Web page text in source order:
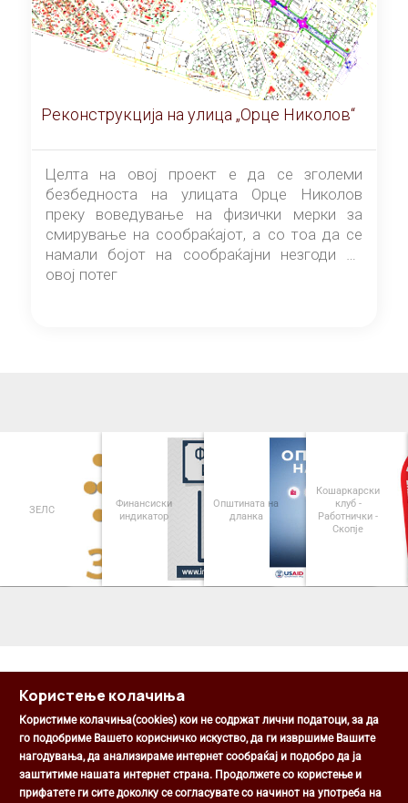
Реконструкција на улица „Орце Николов“
Целта на овој проект е да се зголеми
безбедноста на улицата Орце Николов
преку воведување на физички мерки за
смирување на сообраќајот, а со тоа да се
намали бојот на сообраќајни незгоди на
овој потег
ЗЕЛС
Финансиски
индикатор
Општината на
дланка
Кошаркарски
клуб -
Работнички -
Скопје
Општина Центар
Михаил Цоков бр. 1, Скопје
Користење колачиња
Користиме колачиња(cookies) кои не содржат лични податоци, за да
го подобриме Вашето корисничко искуство, да ги извршиме Вашите
нагодувања, да анализираме интернет сообраќај и подобро да ја
заштитиме нашата интернет страна. Продолжете со користење и
прифатете ги сите доколку се согласувате со начинот на употреба на